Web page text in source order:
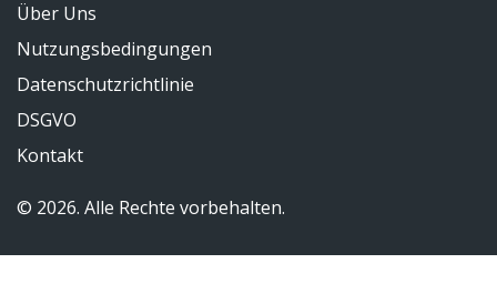
Über Uns
Nutzungsbedingungen
Datenschutzrichtlinie
DSGVO
Kontakt
© 2026. Alle Rechte vorbehalten.